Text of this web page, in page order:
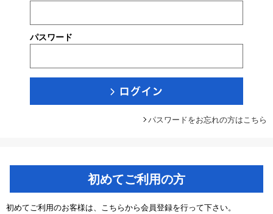
パスワード
パスワードをお忘れの方はこちら
初めてご利用の方
初めてご利用のお客様は、こちらから会員登録を行って下さい。